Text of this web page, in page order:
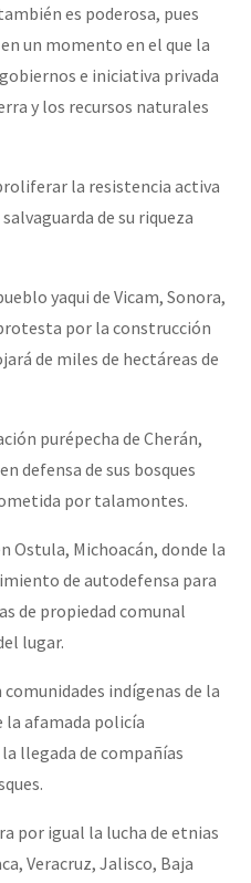
es poderosa, pues
un momento en el que la
e iniciativa privada
y los recursos naturales
la resistencia activa
de su riqueza
yaqui de Vicam, Sonora,
por la construcción
de miles de hectáreas de
purépecha de Cherán,
defensa de sus bosques
por talamontes.
Ostula, Michoacán, donde la
de autodefensa para
de propiedad comunal
lugar.
indígenas de la
la afamada policía
llegada de compañías
por igual la lucha de etnias
Veracruz, Jalisco, Baja